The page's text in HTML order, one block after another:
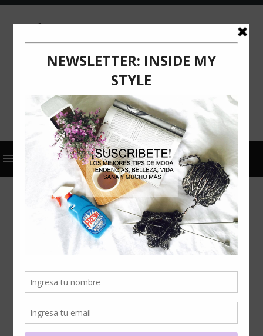
ACTUALIZACIÓN COMUNICADO DE PRENSA
SAMSUNG
VER DEPORTES SIN
REFLEJOS: EL BENEFICIO
QUE ESTÁ REDEFINIENDO
LA ELECCIÓN DE